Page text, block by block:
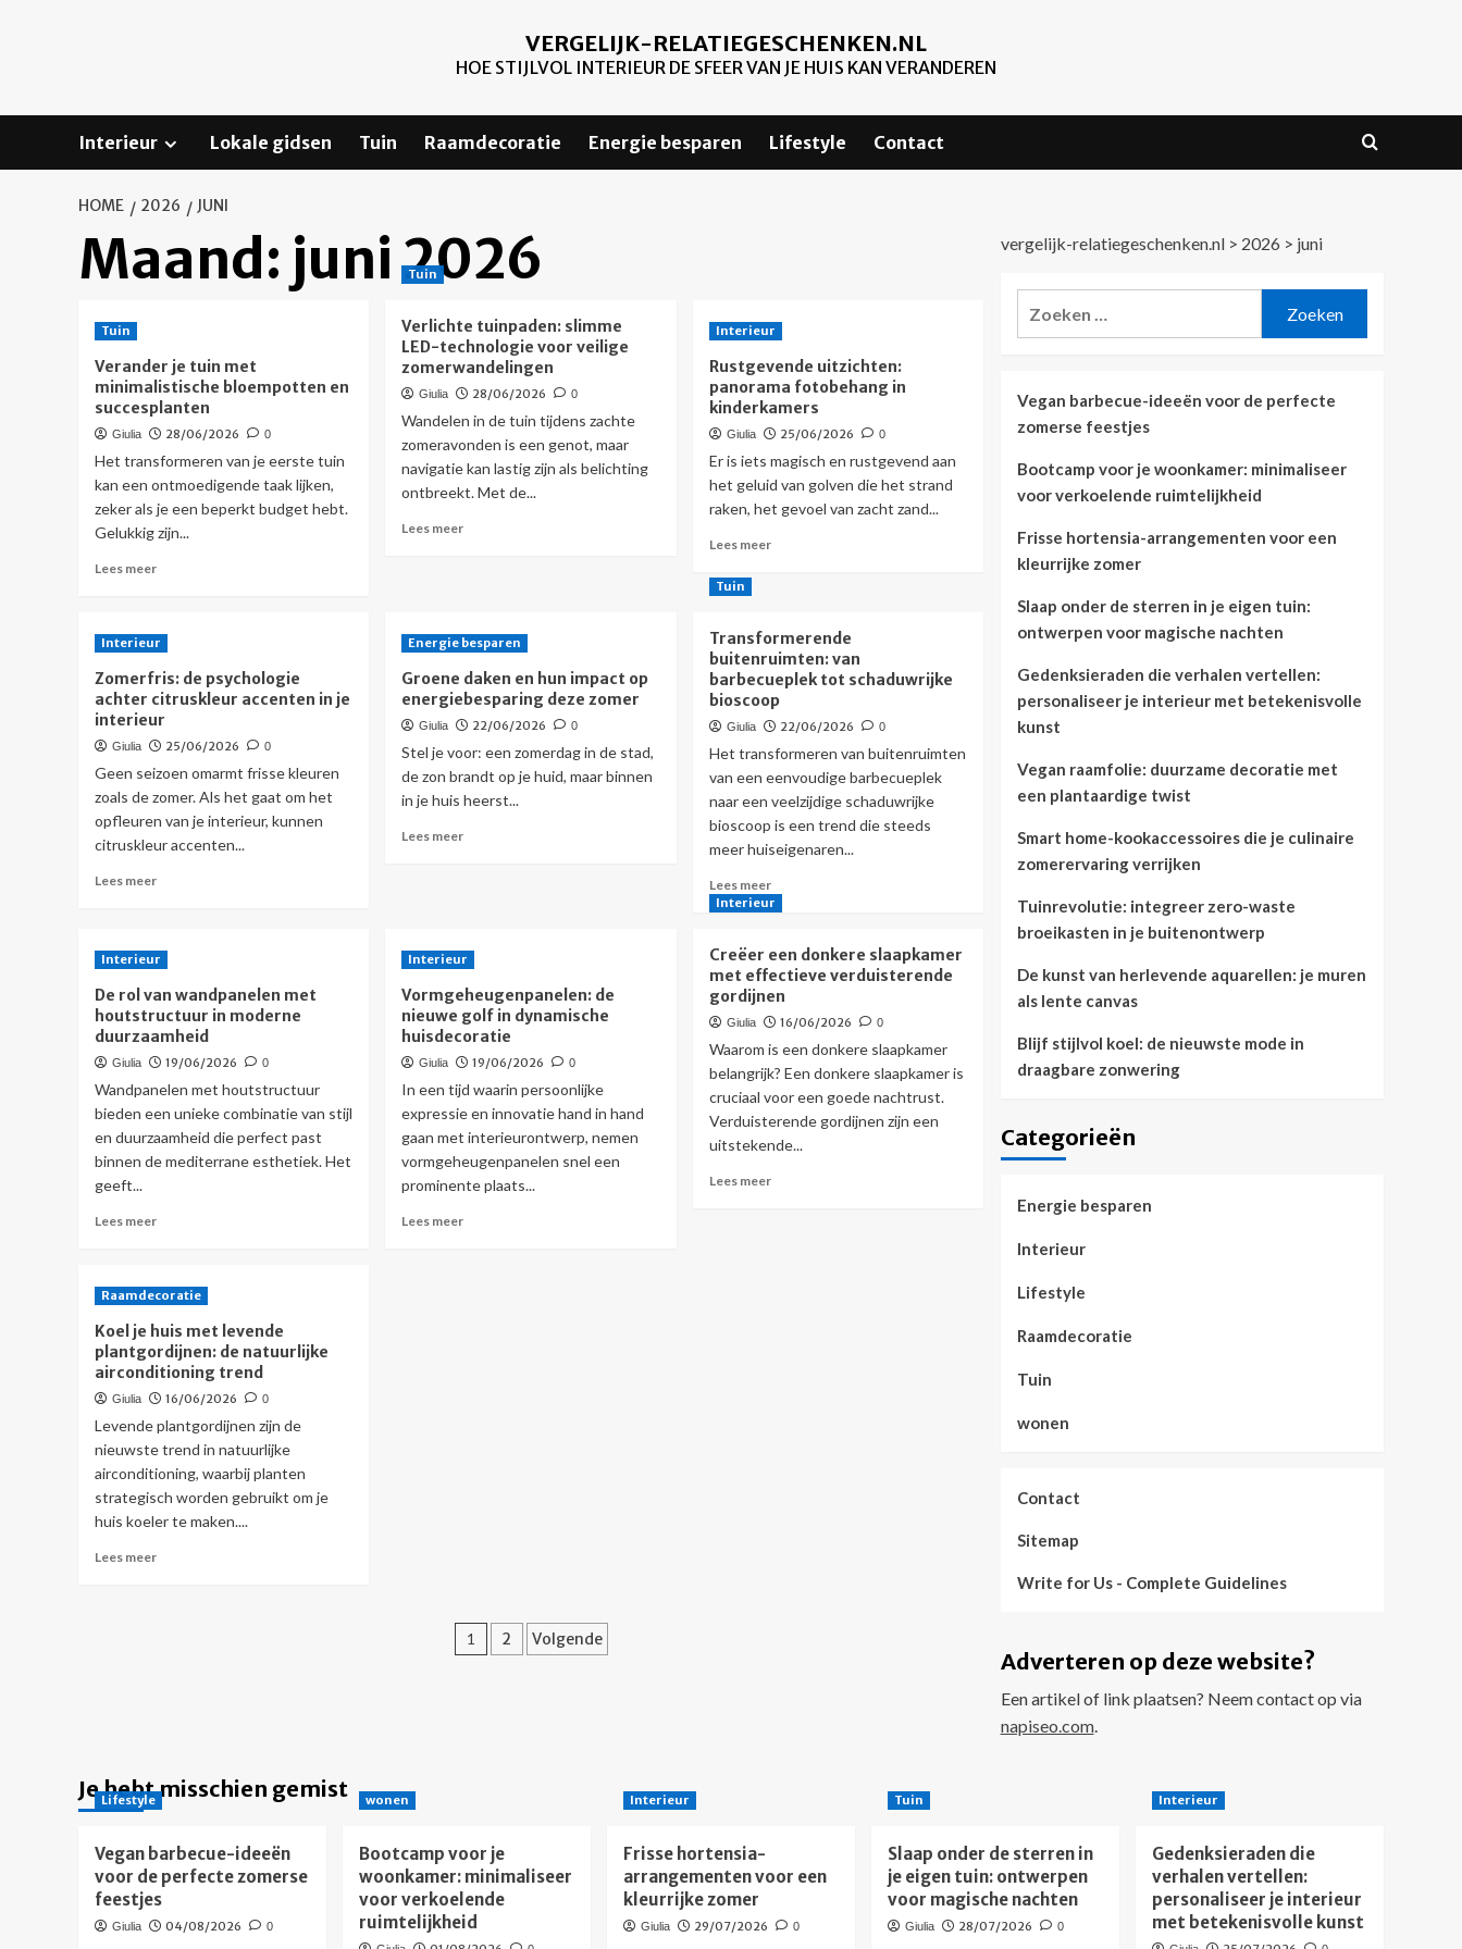
VERGELIJK-RELATIEGESCHENKEN.NL
HOE STIJLVOL INTERIEUR DE SFEER VAN JE HUIS KAN VERANDEREN
Interieur Lokale gidsen Tuin Raamdecoratie Energie besparen Lifestyle Contact
HOME 2026 JUNI
Maand: juni 2026
Tuin
Verander je tuin met
minimalistische bloempotten en
succesplanten
Giulia 28/06/2026 0
Het transformeren van je eerste tuin
kan een ontmoedigende taak lijken,
zeker als je een beperkt budget hebt.
Gelukkig zijn...
Lees meerLees
je
tuin
met
minimalistische
bloempotten
en
succesplanten
Tuin
Verlichte tuinpaden: slimme
LED-technologie voor veilige
zomerwandelingen
Giulia 28/06/2026 0
Wandelen in de tuin tijdens zachte
zomeravonden is een genot, maar
navigatie kan lastig zijn als belichting
ontbreekt. Met de...
Lees meerLees
LED-
technologie
voor
veilige
zomerwandelingen
Interieur
Rustgevende uitzichten:
panorama fotobehang in
kinderkamers
Giulia 25/06/2026 0
Er is iets magisch en rustgevend aan
het geluid van golven die het strand
raken, het gevoel van zacht zand...
Lees meerLees
panorama
fotobehang
in
kinderkamers
Interieur
Zomerfris: de psychologie
achter citruskleur accenten in je
interieur
Giulia 25/06/2026 0
Geen seizoen omarmt frisse kleuren
zoals de zomer. Als het gaat om het
opfleuren van je interieur, kunnen
citruskleur accenten...
Lees meerLees
de
achter
citruskleur
accenten
in
je
interieur
Energie besparen
Groene daken en hun impact op
energiebesparing deze zomer
Giulia 22/06/2026 0
Stel je voor: een zomerdag in de stad,
de zon brandt op je huid, maar binnen
in je huis heerst...
Lees meerLees
hun
op
energiebesparing
deze
zomer
Tuin
Transformerende
buitenruimten: van
barbecueplek tot schaduwrijke
bioscoop
Giulia 22/06/2026 0
Het transformeren van buitenruimten
van een eenvoudige barbecueplek
naar een veelzijdige schaduwrijke
bioscoop is een trend die steeds
meer huiseigenaren...
Lees meerLees
meer
Transformerende
buitenruimten:
van
barbecueplek
tot
schaduwrijke
bioscoop
Interieur
De rol van wandpanelen met
houtstructuur in moderne
duurzaamheid
Giulia 19/06/2026 0
Wandpanelen met houtstructuur
bieden een unieke combinatie van stijl
en duurzaamheid die perfect past
binnen de mediterrane esthetiek. Het
geeft...
Lees meerLees
rol
van
wandpanelen
met
houtstructuur
in
moderne
duurzaamheid
Interieur
Vormgeheugenpanelen: de
nieuwe golf in dynamische
huisdecoratie
Giulia 19/06/2026 0
In een tijd waarin persoonlijke
expressie en innovatie hand in hand
gaan met interieurontwerp, nemen
vormgeheugenpanelen snel een
prominente plaats...
Lees meerLees
Interieur
Creëer een donkere slaapkamer
met effectieve verduisterende
gordijnen
Giulia 16/06/2026 0
Waarom is een donkere slaapkamer
belangrijk? Een donkere slaapkamer is
cruciaal voor een goede nachtrust.
Verduisterende gordijnen zijn een
uitstekende...
Lees meerLees
Raamdecoratie
Koel je huis met levende
plantgordijnen: de natuurlijke
airconditioning trend
Giulia 16/06/2026 0
Levende plantgordijnen zijn de
nieuwste trend in natuurlijke
airconditioning, waarbij planten
strategisch worden gebruikt om je
huis koeler te maken....
Lees meerLees
airconditioning
trend
Berichten
1 2 Volgende
vergelijk-relatiegeschenken.nl> 2026 > juni
Vegan barbecue-ideeën voor de perfecte
zomerse feestjes
Bootcamp voor je woonkamer: minimaliseer
voor verkoelende ruimtelijkheid
Frisse hortensia-arrangementen voor een
kleurrijke zomer
Slaap onder de sterren in je eigen tuin:
ontwerpen voor magische nachten
Gedenksieraden die verhalen vertellen:
personaliseer je interieur met betekenisvolle
kunst
Vegan raamfolie: duurzame decoratie met
een plantaardige twist
Smart home-kookaccessoires die je culinaire
zomerervaring verrijken
Tuinrevolutie: integreer zero-waste
broeikasten in je buitenontwerp
De kunst van herlevende aquarellen: je muren
als lente canvas
Blijf stijlvol koel: de nieuwste mode in
draagbare zonwering
Categorieën
Energie besparen
Interieur
Lifestyle
Raamdecoratie
Tuin
wonen
Contact
Sitemap
Write for Us - Complete Guidelines
Adverteren op deze website?
Een artikel of link plaatsen? Neem contact op via
napiseo.com.
Je hebt misschien gemist
Lifestyle
Vegan barbecue-ideeën
voor de perfecte zomerse
feestjes
Giulia 04/08/2026 0
wonen
Bootcamp voor je
woonkamer: minimaliseer
voor verkoelende
ruimtelijkheid
Interieur
Frisse hortensia-
arrangementen voor een
kleurrijke zomer
Giulia 29/07/2026 0
Tuin
Slaap onder de sterren in
je eigen tuin: ontwerpen
voor magische nachten
Giulia 28/07/2026 0
Interieur
Gedenksieraden die
verhalen vertellen:
personaliseer je interieur
met betekenisvolle kunst